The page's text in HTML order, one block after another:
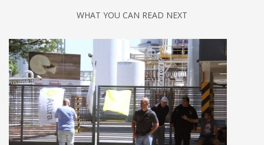
WHAT YOU CAN READ NEXT